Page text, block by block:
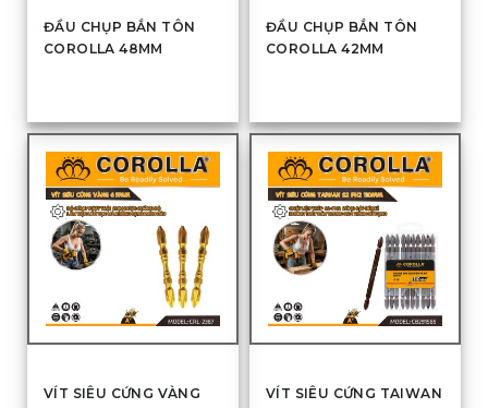
ĐẦU CHỤP BẮN TÔN
COROLLA 48MM
ĐẦU CHỤP BẮN TÔN
COROLLA 42MM
VÍT SIÊU CỨNG VÀNG
VÍT SIÊU CỨNG TAIWAN